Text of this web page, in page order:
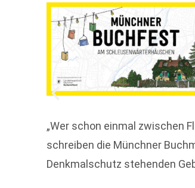
„Wer schon einmal zwischen
schreiben die Münchner
Denkmalschutz stehenden